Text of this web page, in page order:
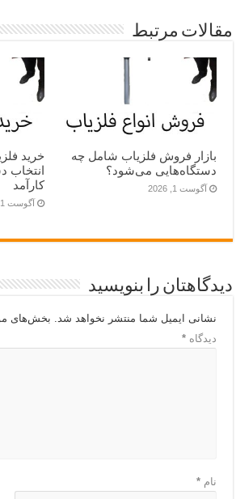
مقالات مرتبط
بازار فروش فلزیاب شامل چه
دستگاه‌هایی می‌شود؟
آگوست 1, 2026
خرید
انتخاب
کارآمد
آگوست 1, 2026
دیدگاهتان را بنویسید
نشانی ایمیل شما منتشر نخواهد شد. بخش‌های
دیدگاه *
نام *